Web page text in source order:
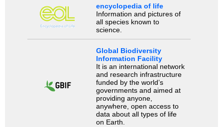
encyclopedia of life
Information and pictures of
all species known to
science.
Global Biodiversity
Information Facility
It is an international network
and research infrastructure
funded by the world’s
governments and aimed at
providing anyone,
anywhere, open access to
data about all types of life
on Earth.